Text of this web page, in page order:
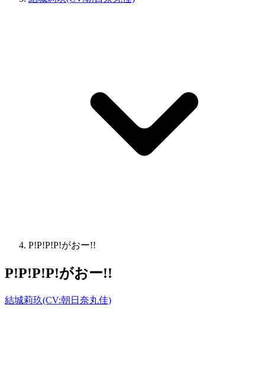
P!P!P!P!がおー!!
P!P!P!P!がおー!!
結城莉玖(CV:朝日奈丸佳)